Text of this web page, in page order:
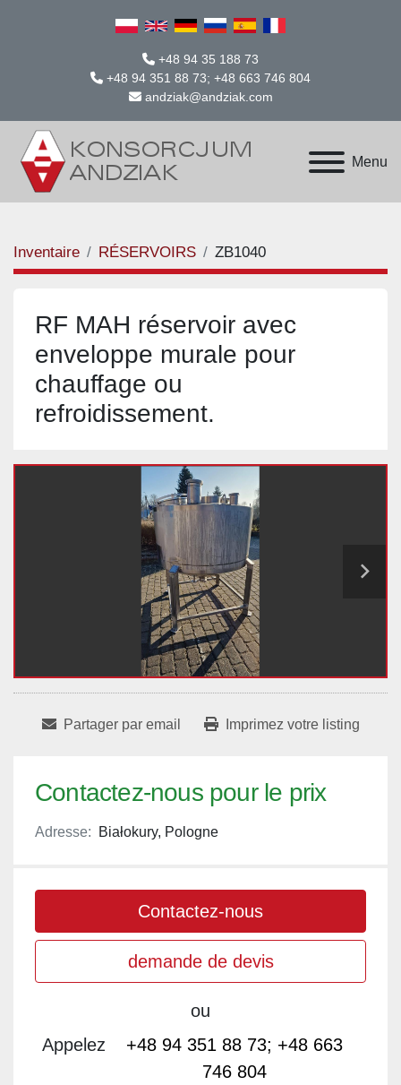
+48 94 35 188 73
+48 94 351 88 73; +48 663 746 804
andziak@andziak.com
Menu
Inventaire RÉSERVOIRS ZB1040
RF MAH réservoir avec
enveloppe murale pour
chauffage ou
refroidissement.
Partager par email Imprimez votre listing
Contactez-nous pour le prix
Adresse: Białokury, Pologne
Contactez-nous
demande de devis
ou
Appelez
+48 94 351 88 73; +48 663
746 804